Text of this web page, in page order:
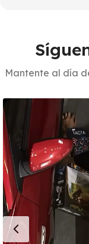
Mantente al día